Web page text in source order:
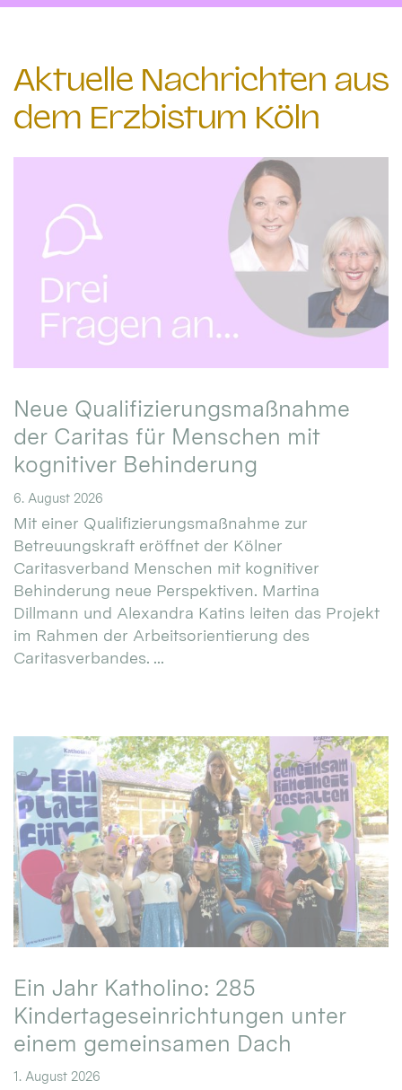
Aktuelle Nachrichten aus
dem Erzbistum Köln
Neue Qualifizierungsmaßnahme
der Caritas für Menschen mit
kognitiver Behinderung
6. August 2026
Mit einer Qualifizierungsmaßnahme zur
Betreuungskraft eröffnet der Kölner
Caritasverband Menschen mit kognitiver
Behinderung neue Perspektiven. Martina
Dillmann und Alexandra Katins leiten das Projekt
im Rahmen der Arbeitsorientierung des
Caritasverbandes. ...
Ein Jahr Katholino: 285
Kindertageseinrichtungen unter
einem gemeinsamen Dach
1. August 2026